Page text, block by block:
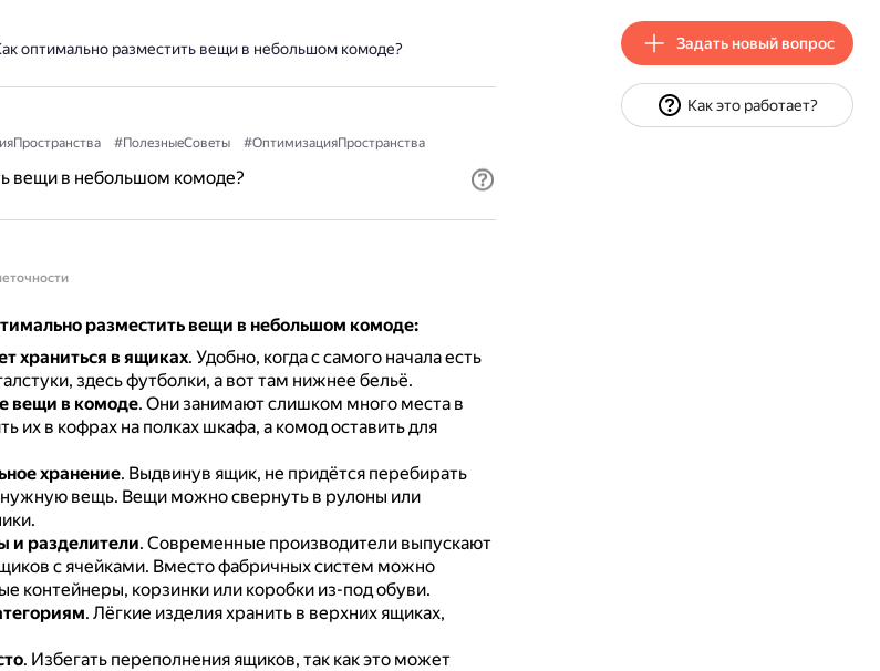
оптимально разместить вещи в небольшом комоде?
#ПолезныеСоветы #ОптимизацияПространства
вещи в небольшом комоде?
разместить вещи в небольшом комоде:
храниться в ящиках. Удобно, когда с самого начала есть
здесь футболки, а вот там нижнее бельё.
вещи в комоде. Они занимают слишком много места в
их в кофрах на полках шкафа, а комод оставить для
хранение. Выдвинув ящик, не придётся перебирать
нужную вещь. Вещи можно свернуть в рулоны или
и разделители. Современные производители выпускают
с ячейками. Вместо фабричных систем можно
контейнеры, корзинки или коробки из-под обуви.
. Лёгкие изделия хранить в верхних ящиках,
. Избегать переполнения ящиков, так как это может
Задать новый вопрос
Как это работает?